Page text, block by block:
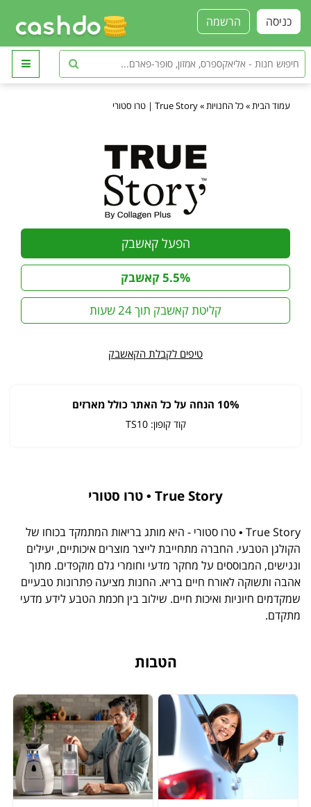
הרשמה כניסה
עמוד הבית »כל החנויות »True Story | טרו סטורי
הפעל קאשבק
5.5% קאשבק
קליטת קאשבק תוך 24 שעות
טיפים לקבלת הקאשבק
10% הנחה על כל האתר כולל מארזים
קוד קופון: TS10
True Story • טרו סטורי
True Story • טרו סטורי - היא מותג בריאות המתמקד בכוחו של
הקולגן הטבעי. החברה מתחייבת לייצר מוצרים איכותיים, יעילים
ונגישים, המבוססים על מחקר מדעי וחומרי גלם מוקפדים. מתוך
אהבה ותשוקה לאורח חיים בריא. החנות מציעה פתרונות טבעיים
שמקדמים חיוניות ואיכות חיים. שילוב בין חכמת הטבע לידע מדעי
מתקדם.
הטבות